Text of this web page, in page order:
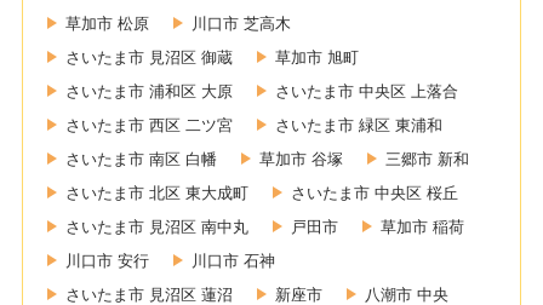
草加市 松原
川口市 芝高木
さいたま市 見沼区 御蔵
草加市 旭町
さいたま市 浦和区 大原
さいたま市 中央区 上落合
さいたま市 西区 二ツ宮
さいたま市 緑区 東浦和
さいたま市 南区 白幡
草加市 谷塚
三郷市 新和
さいたま市 北区 東大成町
さいたま市 中央区 桜丘
さいたま市 見沼区 南中丸
戸田市
草加市 稲荷
川口市 安行
川口市 石神
さいたま市 見沼区 蓮沼
新座市
八潮市 中央